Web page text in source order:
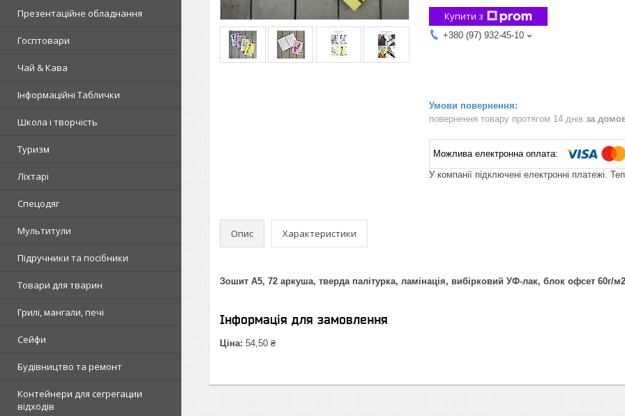
Презентаційне обладнання
Госптовари
Чай & Кава
Інформаційні Таблички
Школа і творчість
Туризм
Ліхтарі
Спецодяг
Мультитули
Підручники та посібники
Товари для тварин
Грилі, мангали, печі
Сейфи
Будівництво та ремонт
Контейнери для сегрегации
відходів
Купити з
+380 (97) 932-45-10
повернення товару протягом 14 днів за
У компанії підключені електронні платежі.
Опис Характеристики
Зошит А5, 72 аркуша, тверда палітурка, ламінація, вибірковий УФ-лак, блок офсет 60г/
Інформація для замовлення
Ціна: 54,50 ₴